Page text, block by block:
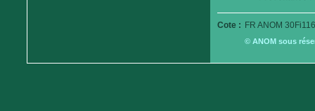
Cote : FR ANOM
© ANOM sous